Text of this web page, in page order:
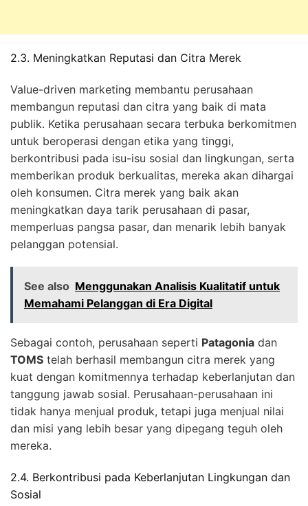
2.3. Meningkatkan Reputasi dan Citra Merek
Value-driven marketing membantu perusahaan
membangun reputasi dan citra yang baik di mata
publik. Ketika perusahaan secara terbuka berkomitmen
untuk beroperasi dengan etika yang tinggi,
berkontribusi pada isu-isu sosial dan lingkungan, serta
memberikan produk berkualitas, mereka akan dihargai
oleh konsumen. Citra merek yang baik akan
meningkatkan daya tarik perusahaan di pasar,
memperluas pangsa pasar, dan menarik lebih banyak
pelanggan potensial.
See also Menggunakan Analisis Kualitatif untuk
Memahami Pelanggan di Era Digital
Sebagai contoh, perusahaan seperti Patagonia dan
TOMS telah berhasil membangun citra merek yang
kuat dengan komitmennya terhadap keberlanjutan dan
tanggung jawab sosial. Perusahaan-perusahaan ini
tidak hanya menjual produk, tetapi juga menjual nilai
dan misi yang lebih besar yang dipegang teguh oleh
mereka.
2.4. Berkontribusi pada Keberlanjutan Lingkungan dan
Sosial